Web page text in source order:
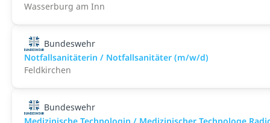
Wasserburg am Inn
Bundeswehr
Notfallsanitäterin / Notfallsanitäter (m/w/d)
Feldkirchen
Bundeswehr